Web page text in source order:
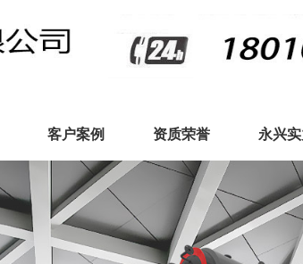
客户案例 资质荣誉 永兴